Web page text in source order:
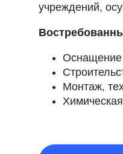
учреждений,
Оснащение
Монтаж,